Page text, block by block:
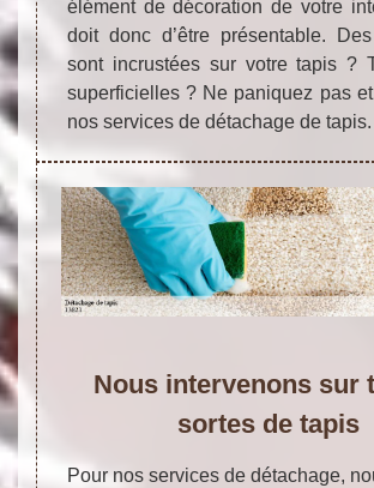
élément de décoration de votre
doit donc d’être présentable.
sont incrustées sur votre tapis ?
superficielles ? Ne paniquez pas
nos services de détachage de tapis.
Nous intervenons sur
sortes de tapis
Pour nos services de détachage,